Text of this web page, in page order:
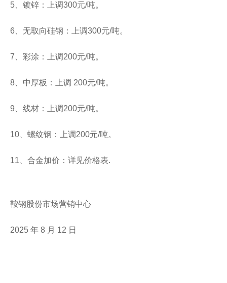
5、镀锌：上调300元/吨。
6、无取向硅钢：上调300元/吨。
7、彩涂：上调200元/吨。
8、中厚板：上调 200元/吨。
9、线材：上调200元/吨。
10、螺纹钢：上调200元/吨。
11、合金加价：详见价格表.
鞍钢股份市场营销中心
2025 年 8 月 12 日